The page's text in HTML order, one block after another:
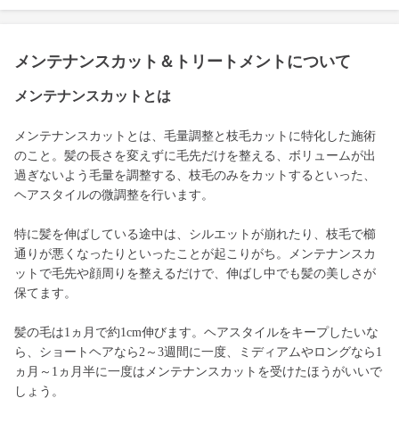
メンテナンスカット＆トリートメントについて
メンテナンスカットとは
メンテナンスカットとは、毛量調整と枝毛カットに特化した施術
のこと。髪の長さを変えずに毛先だけを整える、ボリュームが出
過ぎないよう毛量を調整する、枝毛のみをカットするといった、
ヘアスタイルの微調整を行います。
特に髪を伸ばしている途中は、シルエットが崩れたり、枝毛で櫛
通りが悪くなったりといったことが起こりがち。メンテナンスカ
ットで毛先や顔周りを整えるだけで、伸ばし中でも髪の美しさが
保てます。
髪の毛は1ヵ月で約1cm伸びます。ヘアスタイルをキープしたいな
ら、ショートヘアなら2～3週間に一度、ミディアムやロングなら1
ヵ月～1ヵ月半に一度はメンテナンスカットを受けたほうがいいで
しょう。